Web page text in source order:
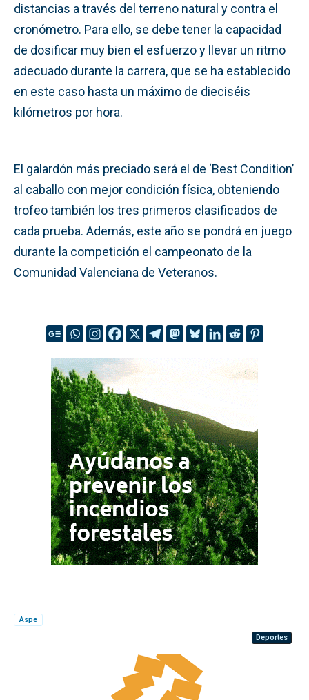
distancias a través del terreno natural y contra el
cronómetro. Para ello, se debe tener la capacidad
de dosificar muy bien el esfuerzo y llevar un ritmo
adecuado durante la carrera, que se ha establecido
en este caso hasta un máximo de dieciséis
kilómetros por hora.
El galardón más preciado será el de ‘Best Condition’
al caballo con mejor condición física, obteniendo
trofeo también los tres primeros clasificados de
cada prueba. Además, este año se pondrá en juego
durante la competición el campeonato de la
Comunidad Valenciana de Veteranos.
Aspe
Deportes